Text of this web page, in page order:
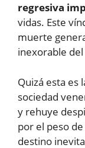
regresiva
vidas. Este
muerte
inexorable
Quizá esta es
sociedad
y rehuye
por el peso
destino